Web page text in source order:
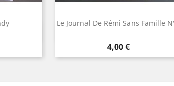
Le Journal De Rémi Sans Famille
Prix
4,00 €